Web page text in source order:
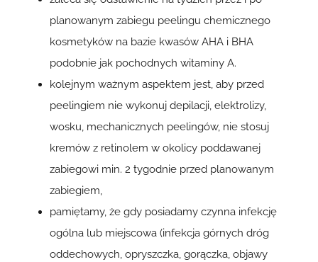
planowanym zabiegu peelingu chemicznego
kosmetyków na bazie kwasów AHA i BHA
podobnie jak pochodnych witaminy A.
kolejnym ważnym aspektem jest, aby przed
peelingiem nie wykonuj depilacji, elektrolizy,
wosku, mechanicznych peelingów, nie stosuj
kremów z retinolem w okolicy poddawanej
zabiegowi min. 2 tygodnie przed planowanym
zabiegiem,
pamiętamy, że gdy posiadamy czynna infekcję
ogólna lub miejscowa (infekcja górnych dróg
oddechowych, opryszczka, gorączka, objawy